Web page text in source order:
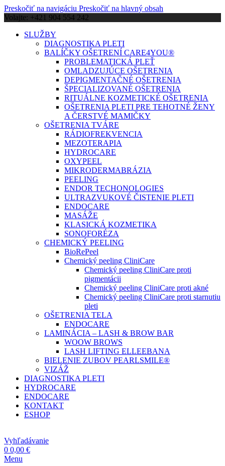
Preskočiť na navigáciu Preskočiť na hlavný obsah
Volajte: +421 904 554 242
SLUŽBY
DIAGNOSTIKA PLETI
BALÍČKY OŠETRENÍ CARE4YOU®
PROBLEMATICKÁ PLEŤ
OMLADZUJÚCE OŠETRENIA
DEPIGMENTAČNÉ OŠETRENIA
ŠPECIALIZOVANÉ OŠETRENIA
RITUÁLNE KOZMETICKÉ OŠETRENIA
OŠETRENIA PLETI PRE TEHOTNÉ ŽENY
A ČERSTVÉ MAMIČKY
OŠETRENIA TVÁRE
RÁDIOFREKVENCIA
MEZOTERAPIA
HYDROCARE
OXYPEEL
MIKRODERMABRÁZIA
PEELING
ENDOR TECHONOLOGIES
ULTRAZVUKOVÉ ČISTENIE PLETI
ENDOCARE
MASÁŽE
KLASICKÁ KOZMETIKA
SONOFORÉZA
CHEMICKÝ PEELING
BioRePeel
Chemický peeling CliniCare
Chemický peeling CliniCare proti
pigmentácii
Chemický peeling CliniCare proti akné
Chemický peeling CliniCare proti starnutiu
pleti
OŠETRENIA TELA
ENDOCARE
LAMINÁCIA – LASH & BROW BAR
WOOW BROWS
LASH LIFTING ELLEEBANA
BIELENIE ZUBOV PEARLSMILE®
VIZÁŽ
DIAGNOSTIKA PLETI
HYDROCARE
ENDOCARE
KONTAKT
ESHOP
Vyhľadávanie
0 0,00 €
Menu